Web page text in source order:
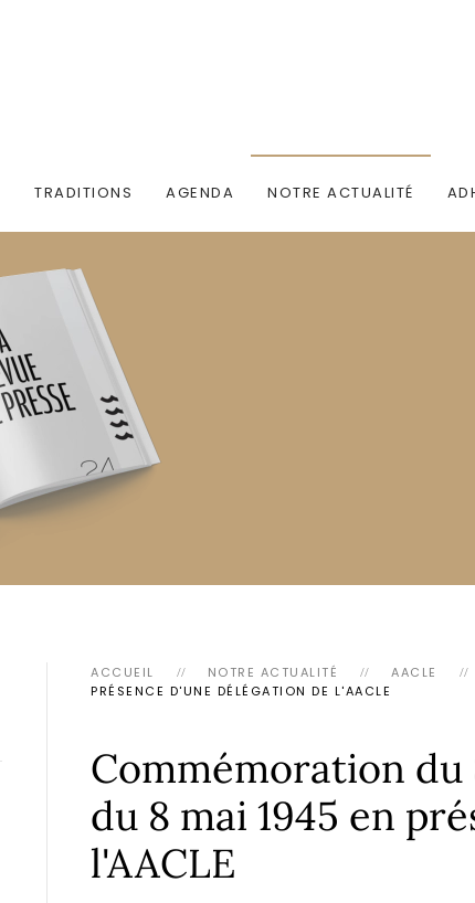
TRADITIONS AGENDA NOTRE ACTUALITÉ
ACCUEIL NOTRE ACTUALITÉ AACLE
PRÉSENCE D'UNE DÉLÉGATION DE L'AACLE
Commémoration
du 8 mai 1945 en
l'AACLE